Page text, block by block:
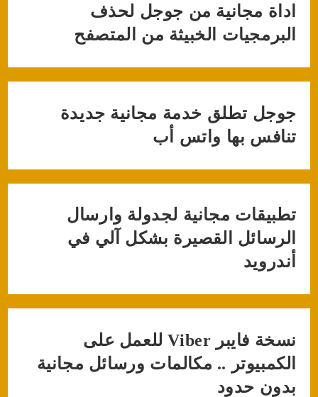
اداة مجانية من جوجل لحذف
البرمجيات الخبيثة من المتصفح
جوجل تطلق خدمة مجانية جديدة
تنافس بها واتس أب
تطبيقات مجانية لجدولة وارسال
الرسائل القصيرة بشكل آلي في
أندرويد
نسخة فايبر Viber للعمل على
الكمبيوتر .. مكالمات ورسائل مجانية
بدون حدود